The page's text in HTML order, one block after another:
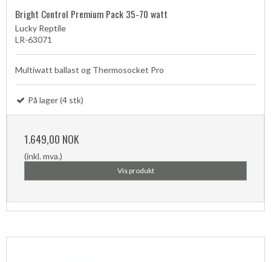
Bright Control Premium Pack 35-70 watt
Lucky Reptile
LR-63071
Multiwatt ballast og Thermosocket Pro
På lager (4 stk)
1.649,00 NOK
(inkl. mva.)
Vis produkt